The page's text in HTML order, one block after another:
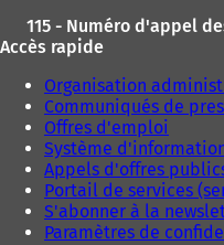
115 - Numéro d'appel
Accès rapide
Organisation
Communiqués de
Offres d'emploi
Système
Appels d'offres
Portail de services
S'abonner à la
Paramètres de